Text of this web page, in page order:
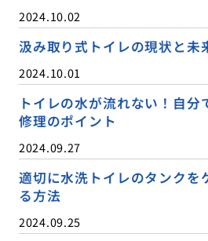
2024.10.02
汲み取り式トイレの現状と未
2024.10.01
トイレの水が流れない！自分
修理のポイント
2024.09.27
適切に水洗トイレのタンクを
る方法
2024.09.25